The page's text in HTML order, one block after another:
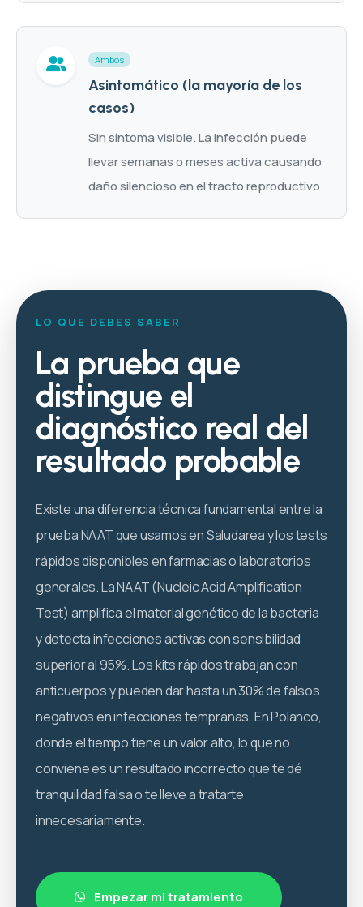
Ambos
Asintomático (la mayoría de los
casos)
Sin síntoma visible. La infección puede
llevar semanas o meses activa causando
daño silencioso en el tracto reproductivo.
LO QUE DEBES SABER
La prueba que
distingue el
diagnóstico real del
resultado probable
Existe una diferencia técnica fundamental entre la
prueba NAAT que usamos en Saludarea y los tests
rápidos disponibles en farmacias o laboratorios
generales. La NAAT (Nucleic Acid Amplification
Test) amplifica el material genético de la bacteria
y detecta infecciones activas con sensibilidad
superior al 95%. Los kits rápidos trabajan con
anticuerpos y pueden dar hasta un 30% de falsos
negativos en infecciones tempranas. En Polanco,
donde el tiempo tiene un valor alto, lo que no
conviene es un resultado incorrecto que te dé
tranquilidad falsa o te lleve a tratarte
innecesariamente.
Empezar mi tratamiento